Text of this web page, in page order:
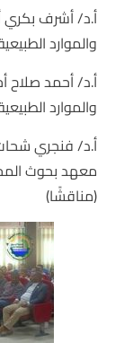
أ.د/ أشرف بكري
والموارد
أ.د/ أحمد صلاح
والموارد
أ.د/ فنجري
معهد بحوث
(مناقشًا)